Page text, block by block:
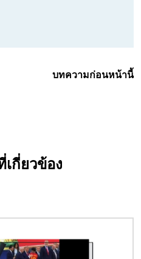
บทความก่อนหน้านี้
เกี่ยวข้อง